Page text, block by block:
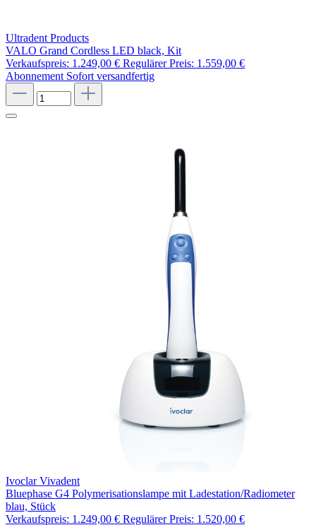
Ultradent Products
VALO Grand Cordless LED black, Kit
Verkaufspreis: 1.249,00 € Regulärer Preis: 1.559,00 €
Abonnement Sofort versandfertig
Ivoclar Vivadent
Bluephase G4 Polymerisationslampe mit Ladestation/Radiometer
blau, Stück
Verkaufspreis: 1.249,00 € Regulärer Preis: 1.520,00 €